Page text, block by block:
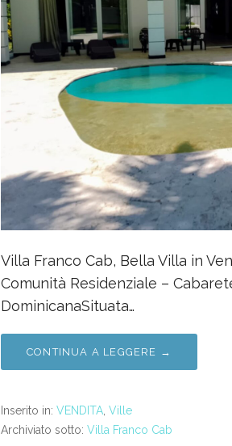
Villa Franco Cab, Bella Villa in
Comunità Residenziale –
DominicanaSituata…
CONTINUA A LEGGERE →
Inserito in: VENDITA, Ville
Archiviato sotto: Villa Franco Cab